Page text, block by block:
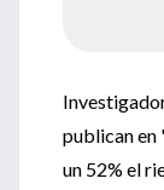
publican en
un 52% el